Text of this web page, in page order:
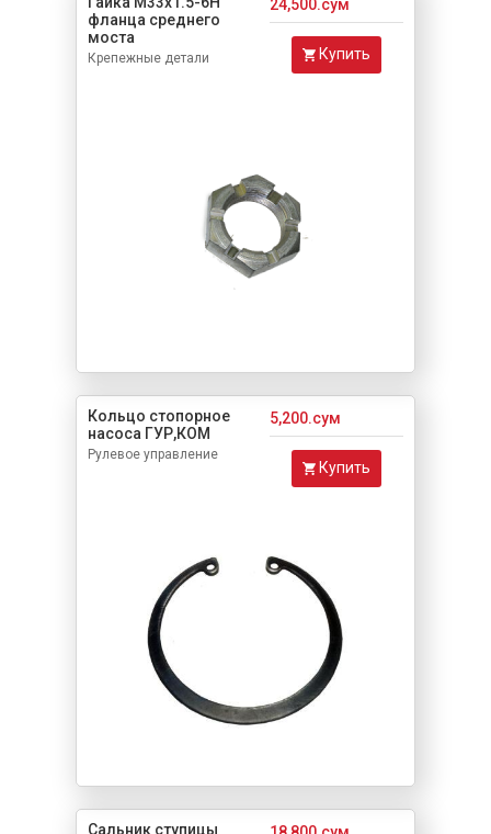
фланца среднего
моста
Крепежные детали
24,500.сум
Купить
Кольцо стопорное
насоса ГУР,КОМ
Рулевое управление
5,200.сум
Купить
Сальник ступицы